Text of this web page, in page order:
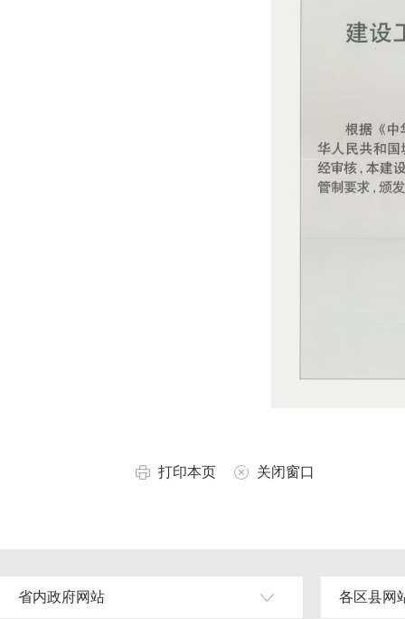
打印本页 关闭窗口
省内政府网站 各区县网